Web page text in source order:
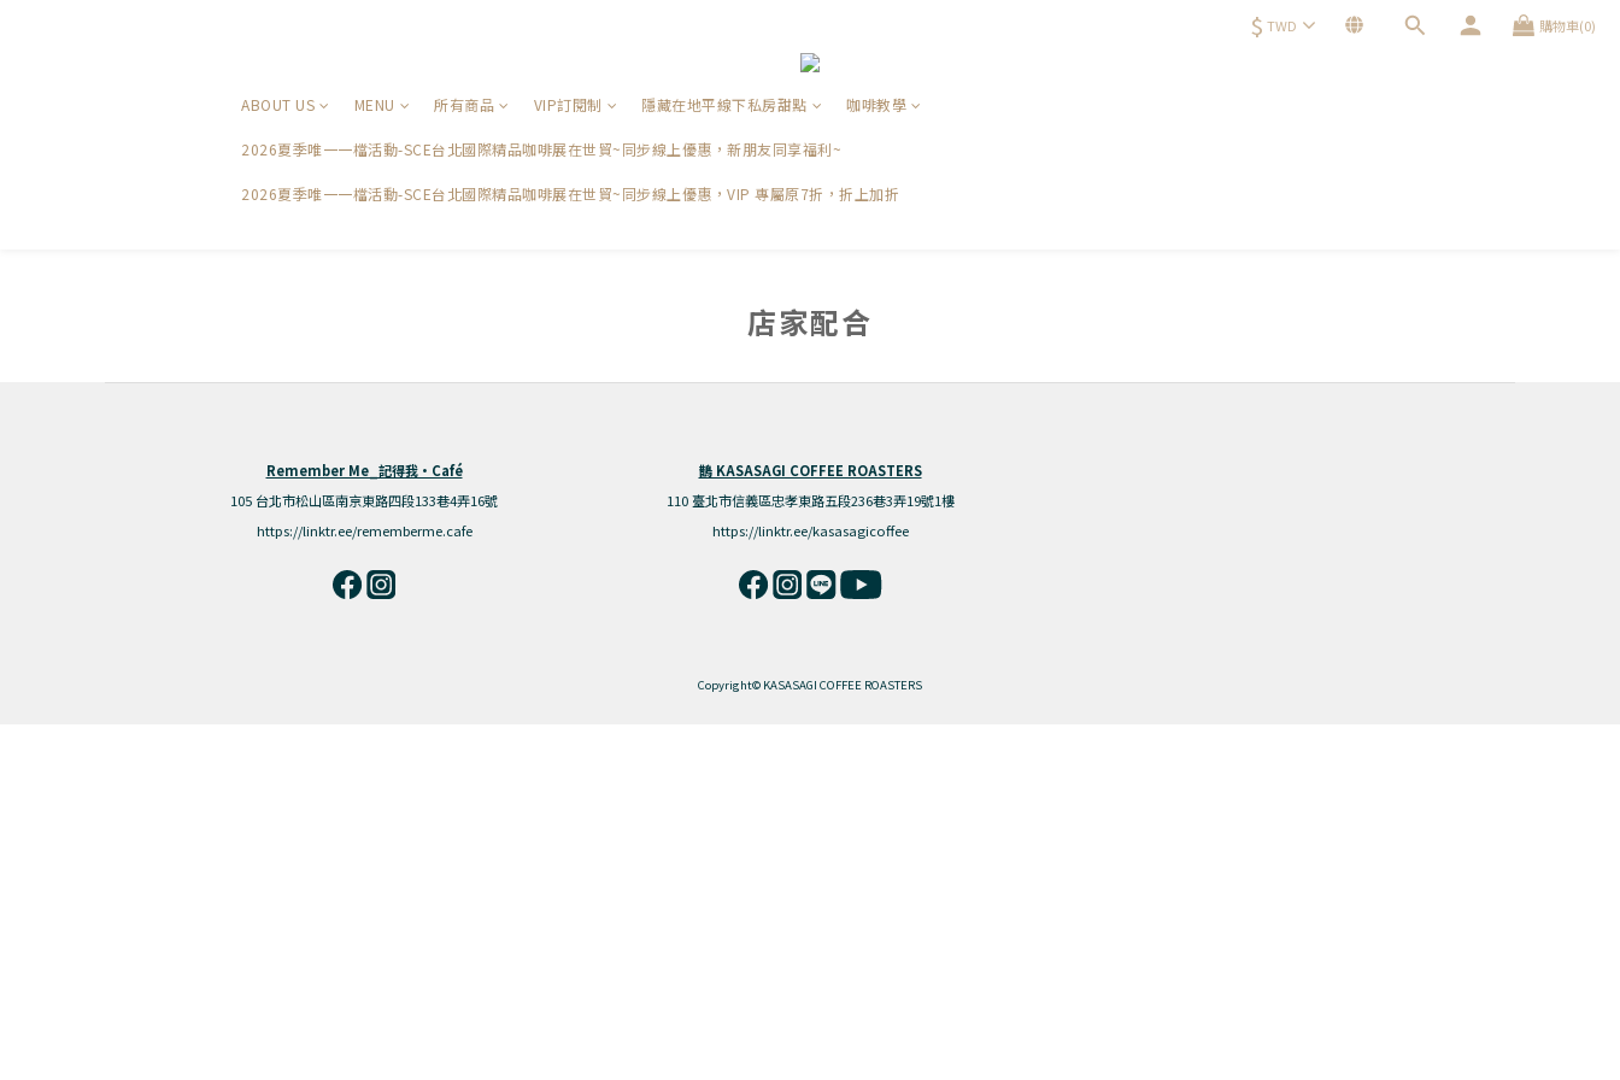
$ TWD 購物車(0)
ABOUT US MENU 所有商品 VIP訂閱制 隱藏在地平線下私房甜點 咖啡教學
2026夏季唯一一檔活動-SCE台北國際精品咖啡展在世貿~同步線上優惠，新朋友同享福利~
2026夏季唯一一檔活動-SCE台北國際精品咖啡展在世貿~同步線上優惠，VIP 專屬原7折，折上加折
店家配合
Remember Me_記得我·Café
105 台北市松山區南京東路四段133巷4弄16號
https://linktr.ee/rememberme.cafe
鵲 KASASAGI COFFEE ROASTERS
110 臺北市信義區忠孝東路五段236巷3弄19號1樓
https://linktr.ee/kasasagicoffee
Copyright© KASASAGI COFFEE ROASTERS